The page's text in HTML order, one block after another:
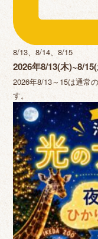
8/13、8/14、8/15
2026年8/13(木)~8/
2026年8/13～15は通常
す。